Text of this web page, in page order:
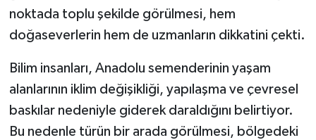
noktada toplu şekilde görülmesi, hem
doğaseverlerin hem de uzmanların dikkatini çekti.
Bilim insanları, Anadolu semenderinin yaşam
alanlarının iklim değişikliği, yapılaşma ve çevresel
baskılar nedeniyle giderek daraldığını belirtiyor.
Bu nedenle türün bir arada görülmesi, bölgedeki
ÜÇÜNCÜ SAYFA
Yemek
SİVİL TOPLUM